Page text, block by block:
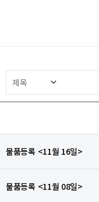
물품등록 <11월 16일>
물품등록 <11월 08일>